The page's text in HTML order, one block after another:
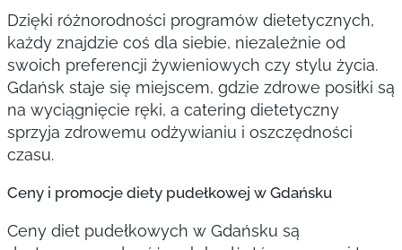
Dzięki różnorodności programów dietetycznych,
każdy znajdzie coś dla siebie, niezależnie od
swoich preferencji żywieniowych czy stylu życia.
Gdańsk staje się miejscem, gdzie zdrowe posiłki są
na wyciągnięcie ręki, a catering dietetyczny
sprzyja zdrowemu odżywianiu i oszczędności
czasu.
Ceny i promocje diety pudełkowej w Gdańsku
Ceny diet pudełkowych w Gdańsku są